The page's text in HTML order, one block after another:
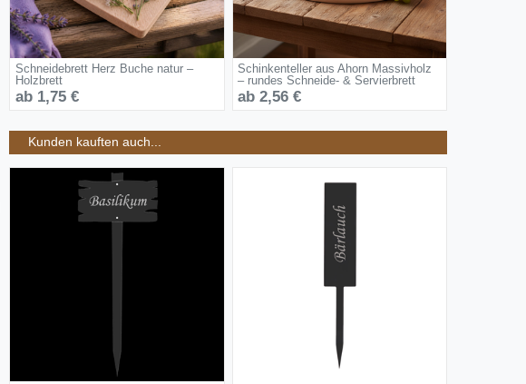
Schneidebrett Herz Buche natur –
Holzbrett
ab 1,75 €
Schinkenteller aus Ahorn Massivholz
– rundes Schneide- & Servierbrett
ab 2,56 €
Kunden kauften auch...